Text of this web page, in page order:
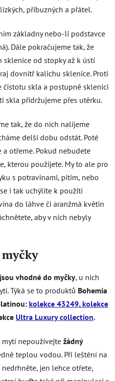
příbuzných a přátel.
základny nebo-li podstavce
Dále pokračujeme tak, že
od stopky až k ústí
dovnitř kalichu sklenice. Proti
skla a postupně sklenici
skla přidržujeme přes utěrku.
tak, že do nich nalijeme
delší dobu odstát. Poté
otřeme. Pokud nebudete
kterou použijete. My to ale pro
s potravinami, pitím, nebo
i tak uchýlíte k použití
do láhve či aranžmá květin
aby v nich nebyly
vhodné do myčky, u nich
Týká se to produktů Bohemia
kolekce 43249,kolekce
Ultra Luxury collection.
nepoužívejte žádný
teplou vodou. Při leštění na
jen lehce otřete,